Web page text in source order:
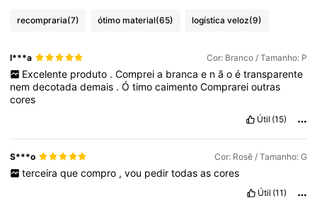
recompraria(7) ótimo material(65) logística veloz(9)
l***a Cor: Branco / Tamanho: P
Excelente produto . Comprei a branca e n ã o é transparente
nemdecotadademais .ÓtimocaimentoComprareioutras
cores
Útil (15)
S***o Cor: Rosê / Tamanho: G
terceira que compro , vou pedir todas as cores
Útil (11)